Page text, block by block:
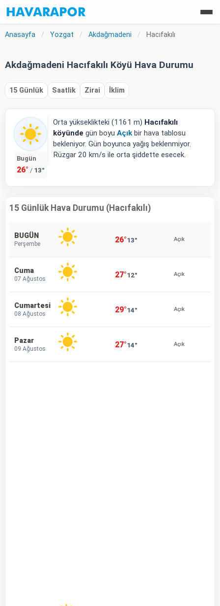
Anasayfa / Yozgat / Akdağmadeni / Hacıfakılı
Akdağmadeni Hacıfakılı Köyü Hava Durumu
15 Günlük Saatlik Zirai İklim
Bugün
26° / 13°
Orta yükseklikteki (1161 m) Hacıfakılı
köyünde gün boyu Açıkbir hava tablosu
bekleniyor. Gün boyunca yağış beklenmiyor.
Rüzgar 20 km/s ile orta şiddette esecek.
15 Günlük Hava Durumu (Hacıfakılı)
BUGÜN
Perşembe 26°13° Açık
Cuma
07 Ağustos 27°12° Açık
Cumartesi
08 Ağustos 29°14° Açık
Pazar
09 Ağustos 27°14° Açık